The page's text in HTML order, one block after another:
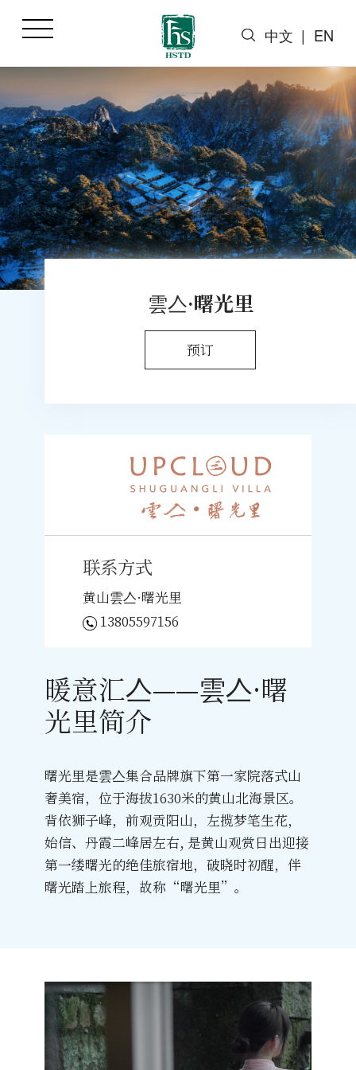
中文 | EN
雲亼·曙光里
预订
联系方式
黄山雲亼·曙光里
13805597156
暖意汇亼——雲亼·曙
光里简介
曙光里是雲亼集合品牌旗下第一家院落式山
奢美宿，位于海拔1630米的黄山北海景区。
背依狮子峰，前观贡阳山，左揽梦笔生花，
始信、丹霞二峰居左右, 是黄山观赏日出迎接
第一缕曙光的绝佳旅宿地，破晓时初醒，伴
曙光踏上旅程，故称“曙光里”。